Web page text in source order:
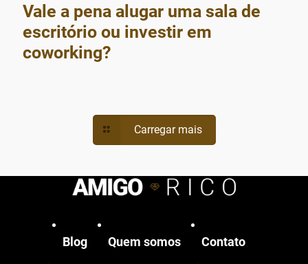
Vale a pena alugar uma sala de
escritório ou investir em
coworking?
Carregar mais
Blog Quem somos Contato